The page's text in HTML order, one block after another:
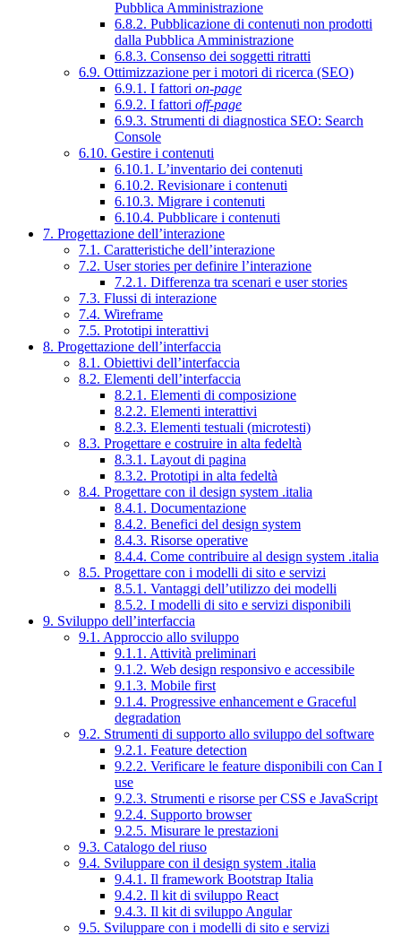
Pubblica Amministrazione
6.8.2. Pubblicazione di contenuti non prodotti
dalla Pubblica Amministrazione
6.8.3. Consenso dei soggetti ritratti
6.9. Ottimizzazione per i motori di ricerca (SEO)
6.9.1. I fattori on-page
6.9.2. I fattori off-page
6.9.3. Strumenti di diagnostica SEO: Search
Console
6.10. Gestire i contenuti
6.10.1. L’inventario dei contenuti
6.10.2. Revisionare i contenuti
6.10.3. Migrare i contenuti
6.10.4. Pubblicare i contenuti
7. Progettazione dell’interazione
7.1. Caratteristiche dell’interazione
7.2. User stories per definire l’interazione
7.2.1. Differenza tra scenari e user stories
7.3. Flussi di interazione
7.4. Wireframe
7.5. Prototipi interattivi
8. Progettazione dell’interfaccia
8.1. Obiettivi dell’interfaccia
8.2. Elementi dell’interfaccia
8.2.1. Elementi di composizione
8.2.2. Elementi interattivi
8.2.3. Elementi testuali (microtesti)
8.3. Progettare e costruire in alta fedeltà
8.3.1. Layout di pagina
8.3.2. Prototipi in alta fedeltà
8.4. Progettare con il design system .italia
8.4.1. Documentazione
8.4.2. Benefici del design system
8.4.3. Risorse operative
8.4.4. Come contribuire al design system .italia
8.5. Progettare con i modelli di sito e servizi
8.5.1. Vantaggi dell’utilizzo dei modelli
8.5.2. I modelli di sito e servizi disponibili
9. Sviluppo dell’interfaccia
9.1. Approccio allo sviluppo
9.1.1. Attività preliminari
9.1.2. Web design responsivo e accessibile
9.1.3. Mobile first
9.1.4. Progressive enhancement e Graceful
degradation
9.2. Strumenti di supporto allo sviluppo del software
9.2.1. Feature detection
9.2.2. Verificare le feature disponibili con Can I
use
9.2.3. Strumenti e risorse per CSS e JavaScript
9.2.4. Supporto browser
9.2.5. Misurare le prestazioni
9.3. Catalogo del riuso
9.4. Sviluppare con il design system .italia
9.4.1. Il framework Bootstrap Italia
9.4.2. Il kit di sviluppo React
9.4.3. Il kit di sviluppo Angular
9.5. Sviluppare con i modelli di sito e servizi